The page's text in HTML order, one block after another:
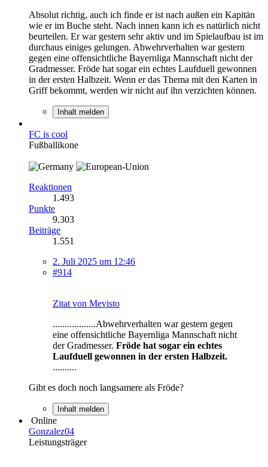
Absolut richtig, auch ich finde er ist nach außen ein Kapitän
wie er im Buche steht. Nach innen kann ich es natürlich nicht
beurteilen. Er war gestern sehr aktiv und im Spielaufbau ist im
durchaus einiges gelungen. Abwehrverhalten war gestern
gegen eine offensichtliche Bayernliga Mannschaft nicht der
Gradmesser. Fröde hat sogar ein echtes Laufduell gewonnen
in der ersten Halbzeit. Wenn er das Thema mit den Karten in
Griff bekommt, werden wir nicht auf ihn verzichten können.
Inhalt melden
FC is cool
Fußballikone
Reaktionen
1.493
Punkte
9.303
Beiträge
1.551
2. Juli 2025 um 12:46
#914
Zitat von Mevisto
..................Abwehrverhalten war gestern gegen
eine offensichtliche Bayernliga Mannschaft nicht
der Gradmesser. Fröde hat sogar ein echtes
Laufduell gewonnen in der ersten Halbzeit.
..........
Gibt es doch noch langsamere als Fröde?
Inhalt melden
Online
Gonzalez04
Leistungsträger